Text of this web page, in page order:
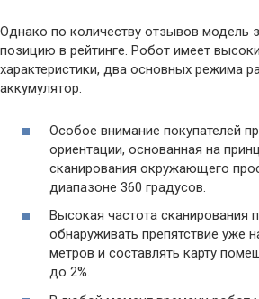
Однако по количеству отзывов модель
позицию в рейтинге. Робот имеет
характеристики, два основных режима
аккумулятор.
Особое внимание покупателей
ориентации, основанная на
сканирования окружающего
диапазоне 360 градусов.
Высокая частота сканирования
обнаруживать препятствие уже
метров и составлять карту
до 2%.